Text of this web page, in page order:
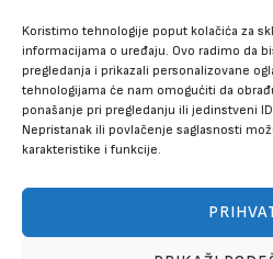
Koristimo tehnologije poput kolačića za
informacijama o uređaju. Ovo radimo da
pregledanja i prikazali personalizovane
tehnologijama će nam omogućiti da
ponašanje pri pregledanju ili jedinstveni
Nepristanak ili povlačenje saglasnosti
karakteristike i funkcije.
Uticaj
bebe
DETALJNIJE »
Najbolji